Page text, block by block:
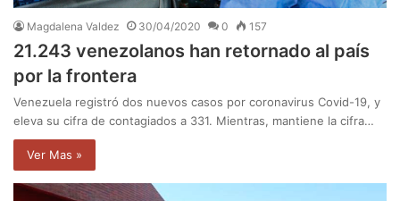
Magdalena Valdez 30/04/2020 0 157
21.243 venezolanos han retornado al país
por la frontera
Venezuela registró dos nuevos casos por coronavirus Covid-19, y
eleva su cifra de contagiados a 331. Mientras, mantiene la cifra…
Ver Mas »